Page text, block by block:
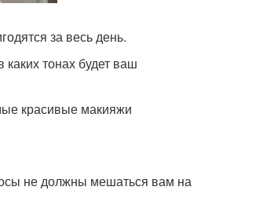
за весь день.
тонах будет ваш
красивые макияжи
не должны мешаться вам на